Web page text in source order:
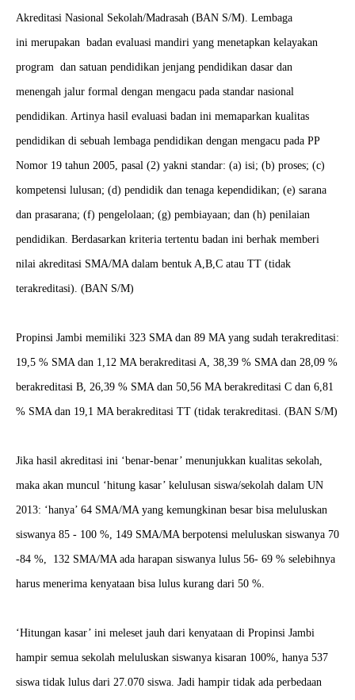
Akreditasi Nasional Sekolah/Madrasah (BAN S/M). Lembaga
ini merupakan badan evaluasi mandiri yang menetapkan kelayakan
program dan satuan pendidikan jenjang pendidikan dasar dan
menengah jalur formal dengan mengacu pada standar nasional
pendidikan. Artinya hasil evaluasi badan ini memaparkan kualitas
pendidikan di sebuah lembaga pendidikan dengan mengacu pada PP
Nomor 19 tahun 2005, pasal (2) yakni standar: (a) isi; (b) proses; (c)
kompetensi lulusan; (d) pendidik dan tenaga kependidikan; (e) sarana
dan prasarana; (f) pengelolaan; (g) pembiayaan; dan (h) penilaian
pendidikan. Berdasarkan kriteria tertentu badan ini berhak memberi
nilai akreditasi SMA/MA dalam bentuk A,B,C atau TT (tidak
terakreditasi). (BAN S/M)
Propinsi Jambi memiliki 323 SMA dan 89 MA yang sudah terakreditasi:
19,5 % SMA dan 1,12 MA berakreditasi A, 38,39 % SMA dan 28,09 %
berakreditasi B, 26,39 % SMA dan 50,56 MA berakreditasi C dan 6,81
% SMA dan 19,1 MA berakreditasi TT (tidak terakreditasi. (BAN S/M)
Jika hasil akreditasi ini ‘benar-benar’ menunjukkan kualitas sekolah,
maka akan muncul ‘hitung kasar’ kelulusan siswa/sekolah dalam UN
2013: ‘hanya’ 64 SMA/MA yang kemungkinan besar bisa meluluskan
siswanya 85 - 100 %, 149 SMA/MA berpotensi meluluskan siswanya 70
-84 %, 132 SMA/MA ada harapan siswanya lulus 56- 69 % selebihnya
harus menerima kenyataan bisa lulus kurang dari 50 %.
‘Hitungan kasar’ ini meleset jauh dari kenyataan di Propinsi Jambi
hampir semua sekolah meluluskan siswanya kisaran 100%, hanya 537
siswa tidak lulus dari 27.070 siswa. Jadi hampir tidak ada perbedaan